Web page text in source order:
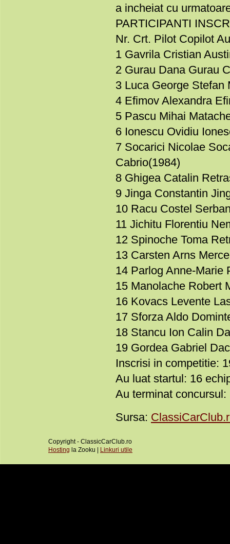
a incheiat cu
PARTICIPANTI
Nr. Crt. Pilot Copilot
1 Gavrila Cristian
2 Gurau Dana Gurau
3 Luca George Stefan
4 Efimov Alexandra
5 Pascu Mihai
6 Ionescu Ovidiu
7 Socarici Nicolae
Cabrio(1984)
8 Ghigea Catalin
9 Jinga Constantin
10 Racu Costel
11 Jichitu Florentiu
12 Spinoche Toma
13 Carsten Arns
14 Parlog Anne-Marie
15 Manolache Robert
16 Kovacs Levente
17 Sforza Aldo
18 Stancu Ion Calin
19 Gordea Gabriel
Inscrisi in competitie:
Au luat startul: 16
Au terminat concursul:
Sursa:
Copyright - ClassicCarClub.ro
Hosting la Zooku | Linkuri utile